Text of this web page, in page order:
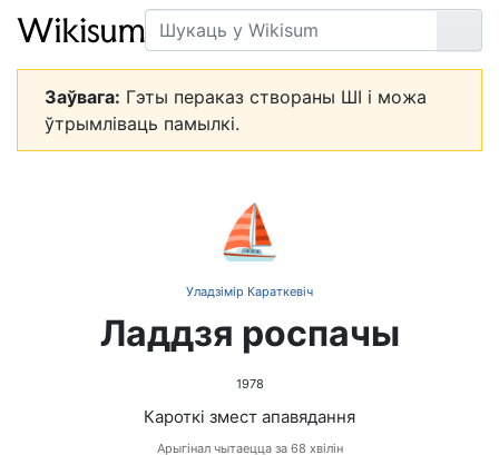
Пошук
Заўвага: Гэты пераказ створаны ШІ і можа
ўтрымліваць памылкі.
⛵
Уладзімір Караткевіч
Ладдзя роспачы
1978
Кароткі змест апавядання
Арыгінал чытаецца за 68 хвілін